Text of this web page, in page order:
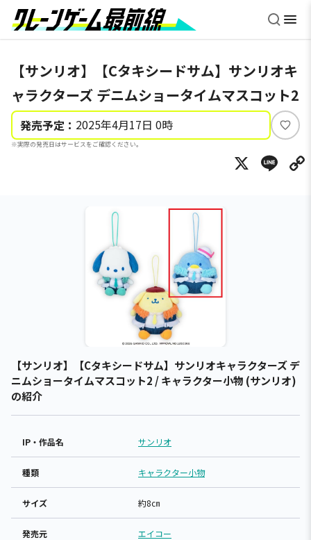
【サンリオ】【Cタキシードサム】サンリオキ
ャラクターズ デニムショータイムマスコット2
発売予定： 2025年4月17日 0時
※実際の発売日はサービスをご確認ください。
い
ね
X
【サンリオ】【Cタキシードサム】サンリオキャラクターズ デ
ニムショータイムマスコット2 / キャラクター小物 (サンリオ)
の紹介
IP・作品名 サンリオ
種類 キャラクター小物
サイズ 約8㎝
発売元 エイコー